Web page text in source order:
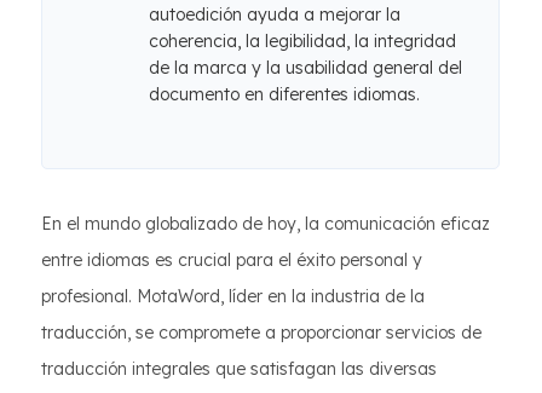
autoedición ayuda a mejorar la
coherencia, la legibilidad, la integridad
de la marca y la usabilidad general del
documento en diferentes idiomas.
En el mundo globalizado de hoy, la comunicación eficaz
entre idiomas es crucial para el éxito personal y
profesional. MotaWord, líder en la industria de la
traducción, se compromete a proporcionar servicios de
traducción integrales que satisfagan las diversas